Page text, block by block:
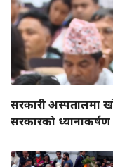
सरकारी अस्पतालमा
सरकारको ध्यानाकर्षण